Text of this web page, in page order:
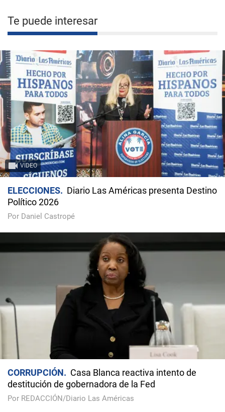
Te puede interesar
VIDEO
ELECCIONES
Diario Las Américas presenta Destino
Político 2026
Por Daniel Castropé
CORRUPCIÓN
Casa Blanca reactiva intento de
destitución de gobernadora de la Fed
Por REDACCIÓN/Diario Las Américas